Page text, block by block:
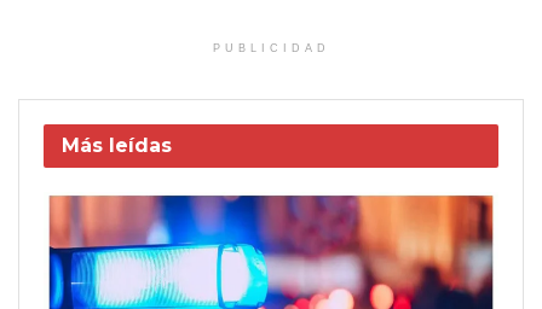
PUBLICIDAD
Más leídas